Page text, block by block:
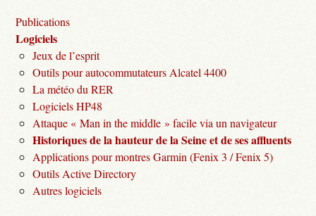
Publications
Logiciels
Jeux de l’esprit
Outils pour autocommutateurs Alcatel 4400
La météo du RER
Logiciels HP48
Attaque « Man in the middle » facile via un navigateur
Historiques de la hauteur de la Seine et de ses affluents
Applications pour montres Garmin (Fenix 3 / Fenix 5)
Outils Active Directory
Autres logiciels